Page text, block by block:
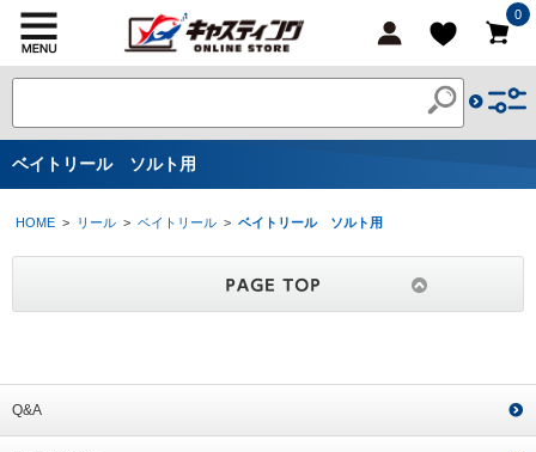
0
ベイトリール ソルト用
HOME > リール > ベイトリール > ベイトリール ソルト用
Q&A